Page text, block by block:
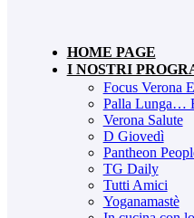
HOME PAGE
I NOSTRI
Focus Verona
Palla Lunga…
Verona Salute
D Giovedì
Pantheon
TG Daily
Tutti Amici
Yoganamastè